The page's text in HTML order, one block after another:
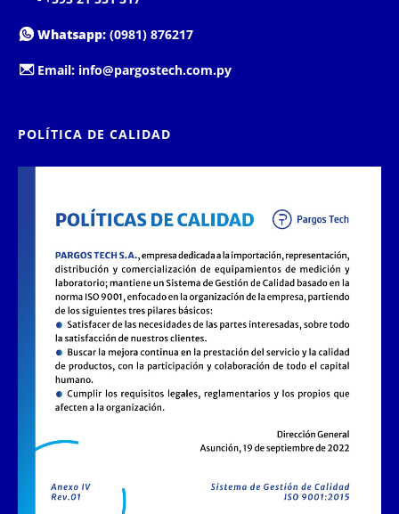
Whatsapp: (0981) 876217
Email: info@pargostech.com.py
POLÍTICA DE CALIDAD